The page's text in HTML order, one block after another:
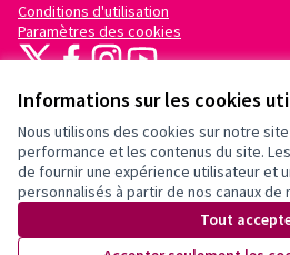
Informations sur les cookies
Nous utilisons des cookies sur notre
performance et les contenus du site.
de fournir une expérience utilisateur et
personnalisés à partir de nos canaux de
Tout
Conditions d'utilisation
Paramètres des cookies
X
FacebookInstagram
YouTube
Site réalisé grâce au
Decidim
.